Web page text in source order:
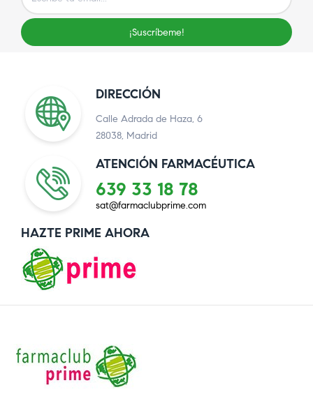
¡Suscríbeme!
DIRECCIÓN
Calle Adrada de Haza, 6
28038, Madrid
ATENCIÓN FARMACÉUTICA
639 33 18 78
sat@farmaclubprime.com
HAZTE PRIME AHORA